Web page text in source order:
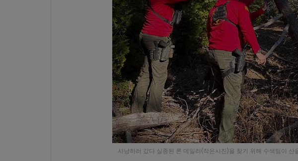
사냥하러 갔다 실종된 론 데일리(작은사진)을 찾기 위해 수색팀이 산